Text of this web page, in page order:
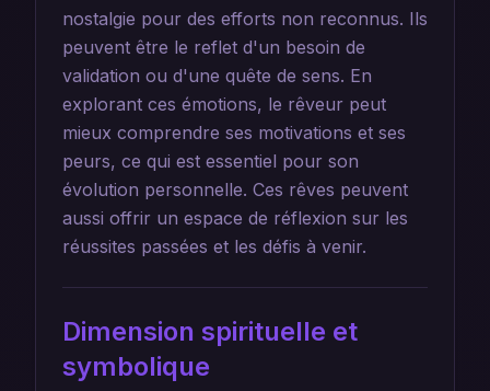
nostalgie pour des efforts non reconnus. Ils
peuvent être le reflet d'un besoin de
validation ou d'une quête de sens. En
explorant ces émotions, le rêveur peut
mieux comprendre ses motivations et ses
peurs, ce qui est essentiel pour son
évolution personnelle. Ces rêves peuvent
aussi offrir un espace de réflexion sur les
réussites passées et les défis à venir.
Dimension spirituelle et
symbolique